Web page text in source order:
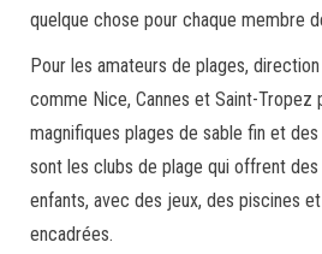
quelque chose pour chaque membre
Pour les amateurs de plages, direction
comme Nice, Cannes et Saint-Tropez
magnifiques plages de sable fin et
sont les clubs de plage qui offrent
enfants, avec des jeux, des piscines
encadrées.